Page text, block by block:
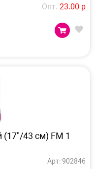
Опт. 23.00 р
(17"/43 см) FM 1
Арт: 902846